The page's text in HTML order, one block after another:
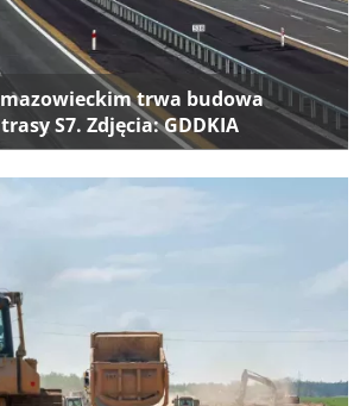
trwa budowa
S7. Zdjęcia: GDDKIA